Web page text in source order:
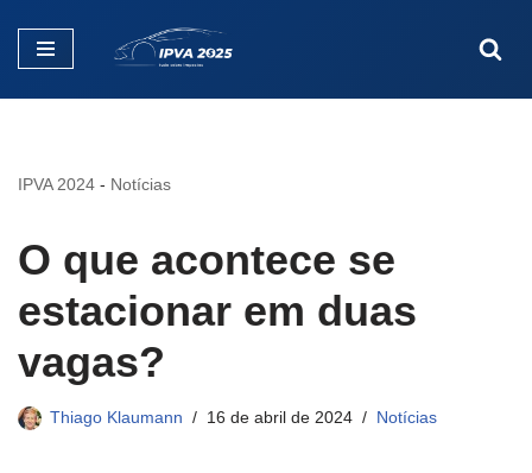
Pular
IPVA 2024 - Notícias
O que acontece se
estacionar em duas
vagas?
Thiago Klaumann 16 de abril de 2024 Notícias